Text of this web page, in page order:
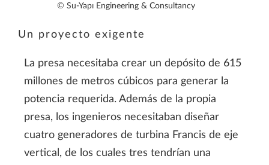
© Su-Yapı Engineering & Consultancy
Un proyecto exigente
La presa necesitaba crear un depósito de 615
millones de metros cúbicos para generar la
potencia requerida. Además de la propia
presa, los ingenieros necesitaban diseñar
cuatro generadores de turbina Francis de eje
vertical, de los cuales tres tendrían una